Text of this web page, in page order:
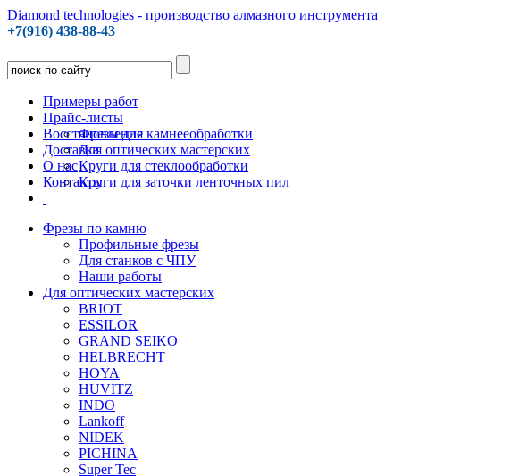
Diamond technologies - производство алмазного инструмента
+7(916) 438-88-43
Примеры работ
Прайс-листы
Фрезы для камнееобработки
Для оптических мастерских
Круги для стеклообработки
Круги для заточки ленточных пил
Восстановление
Доставка
О нас
Контакты
Фрезы по камню
Профильные фрезы
Для станков с ЧПУ
Наши работы
Для оптических мастерских
BRIOT
ESSILOR
GRAND SEIKO
HELBRECHT
HOYA
HUVITZ
INDO
Lankoff
NIDEK
PICHINA
Super Tec